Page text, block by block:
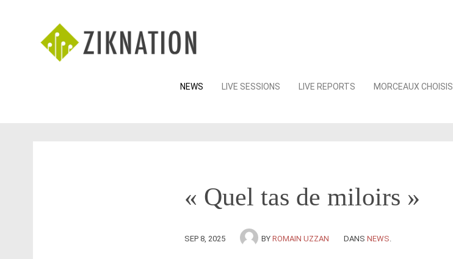
Skip
NEWS LIVE SESSIONS LIVE REPORTS MORCEAUX CHOISIS
« Quel tas de miloirs »
SEP 8, 2025 BY ROMAIN UZZAN DANS NEWS